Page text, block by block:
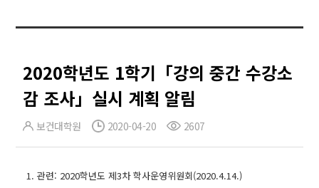
2020학년도 1학기「강의 중간 수강소
감 조사」실시 계획 알림
보건대학원 2020-04-20 2607
1. 관련: 2020학년도 제3차 학사운영위원회(2020.4.14.)